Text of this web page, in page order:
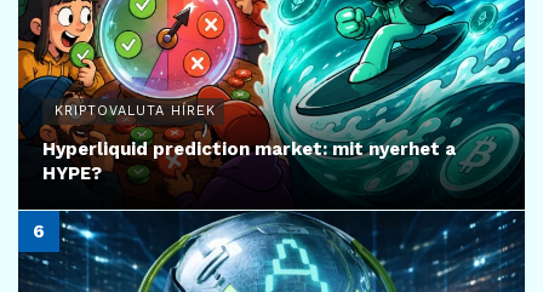
KRIPTOVALUTA HÍREK
Hyperliquid prediction market: mit nyerhet a
HYPE?